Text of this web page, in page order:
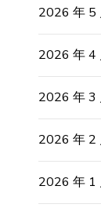
2026 年 5
2026 年 4
2026 年 3
2026 年 2
2026 年 1